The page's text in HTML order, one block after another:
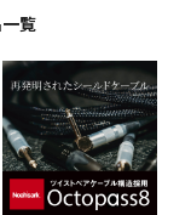
アコギ/エレアコ
ウクレレ
覧